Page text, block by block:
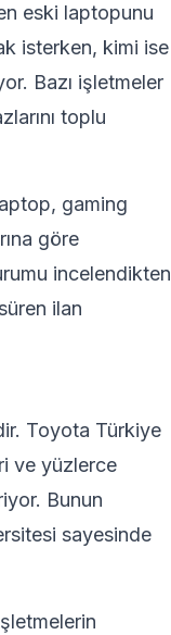
eski laptopunu
isterken, kimi ise
Bazı işletmeler
toplu
gaming
göre
incelendikten
ilan
Toyota Türkiye
ve yüzlerce
Bunun
sayesinde